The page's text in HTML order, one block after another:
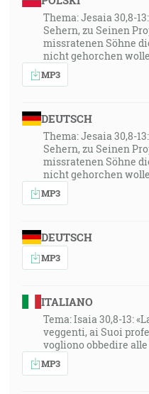
Thema: Jesaia 30,8-
Sehern, zu Seinen
missratenen Söhne
nicht gehorchen
MP3
DEUTSCH
Thema: Jesaia 30,8-
Sehern, zu Seinen
missratenen Söhne
nicht gehorchen
MP3
DEUTSCH
MP3
ITALIANO
Tema: Isaia 30,8-13:
veggenti, ai Suoi
vogliono obbedire
MP3